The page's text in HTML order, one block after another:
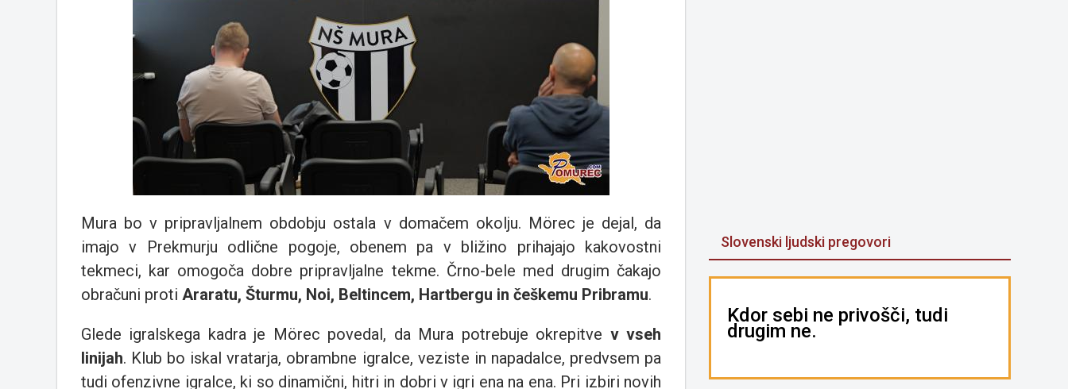
Mura bo v pripravljalnem obdobju ostala v domačem okolju. Mörec je dejal, da
imajo v Prekmurju odlične pogoje, obenem pa v bližino prihajajo kakovostni
tekmeci, kar omogoča dobre pripravljalne tekme. Črno-bele med drugim čakajo
obračuni proti Araratu, Šturmu, Noi, Beltincem, Hartbergu in češkemu Pribramu.
Glede igralskega kadra je Mörec povedal, da Mura potrebuje okrepitve v vseh
linijah. Klub bo iskal vratarja, obrambne igralce, veziste in napadalce, predvsem pa
tudi ofenzivne igralce, ki so dinamični, hitri in dobri v igri ena na ena. Pri izbiri novih
Slovenski ljudski pregovori
Kdor sebi ne privošči, tudi
drugim ne.